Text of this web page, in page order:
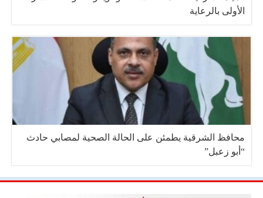
الأولى بالرعاية
محافظ الشرقية يطمئن على الحالة الصحية لمصابي حادث
“أبو زعبل”